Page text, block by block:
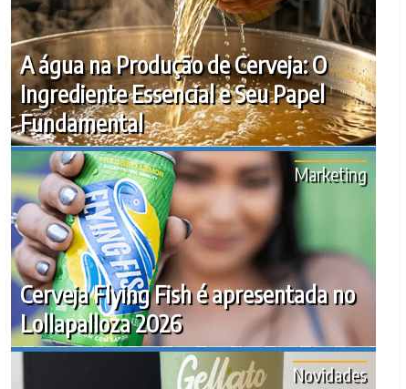
A água na Produção de Cerveja: O
Ingrediente Essencial e Seu Papel
Fundamental
Cerveja Flying Fish é apresentada no
Lollapalloza 2026
Marketing
Novidades